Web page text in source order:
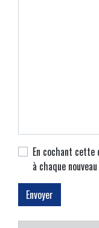
En cochant
à chaque